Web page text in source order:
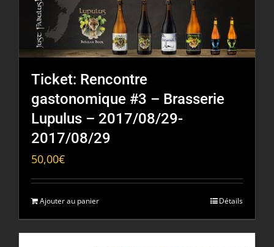
Ticket: Rencontre
gastonomique #3 – Brasserie
Lupulus – 2017/08/29-
2017/08/29
50,00€
Ajouter au panier Détails